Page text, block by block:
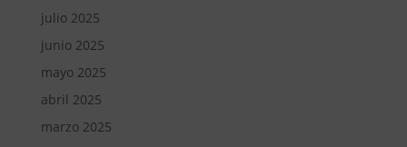
julio 2025
junio 2025
mayo 2025
abril 2025
marzo 2025